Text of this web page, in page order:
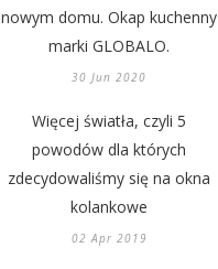
nowym domu. Okap kuchenny
marki GLOBALO.
30 Jun 2020
Więcej światła, czyli 5
powodów dla których
zdecydowaliśmy się na okna
kolankowe
02 Apr 2019